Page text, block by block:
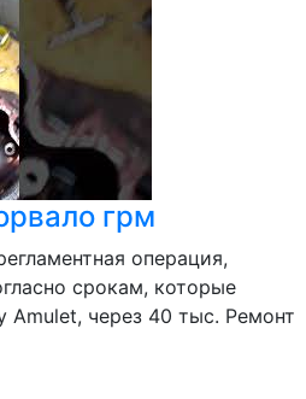
грм
операция,
срокам, которые
Amulet, через 40 тыс. Ремонт